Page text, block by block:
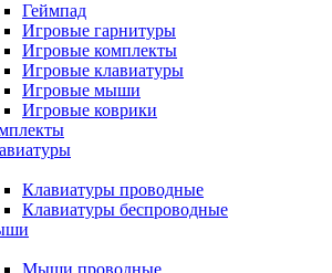
Геймпад
Игровые гарнитуры
Игровые комплекты
Игровые клавиатуры
Игровые мыши
Игровые коврики
Клавиатуры проводные
Клавиатуры беспроводные
Мыши проводные